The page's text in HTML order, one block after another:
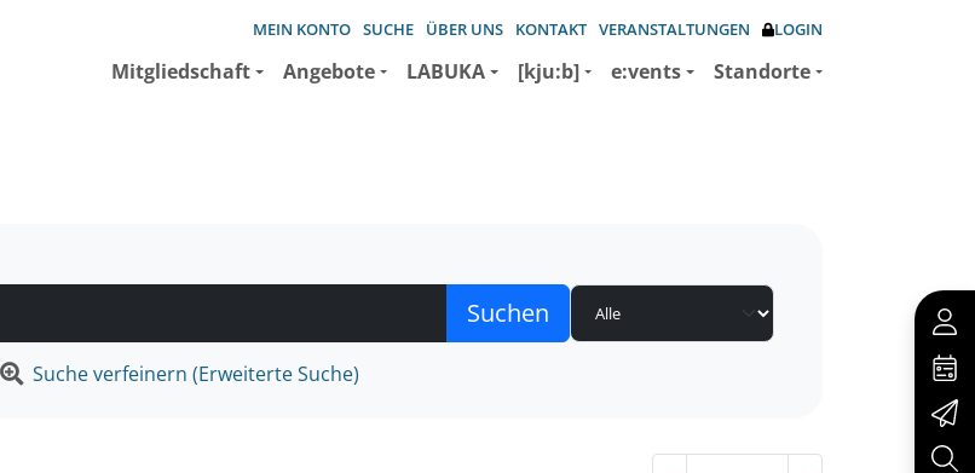
MEIN KONTO SUCHE ÜBER UNS KONTAKT VERANSTALTUNGEN LOGIN
Mitgliedschaft Angebote LABUKA [kju:b] e:vents Standorte
Suche verfeinern (Erweiterte Suche)